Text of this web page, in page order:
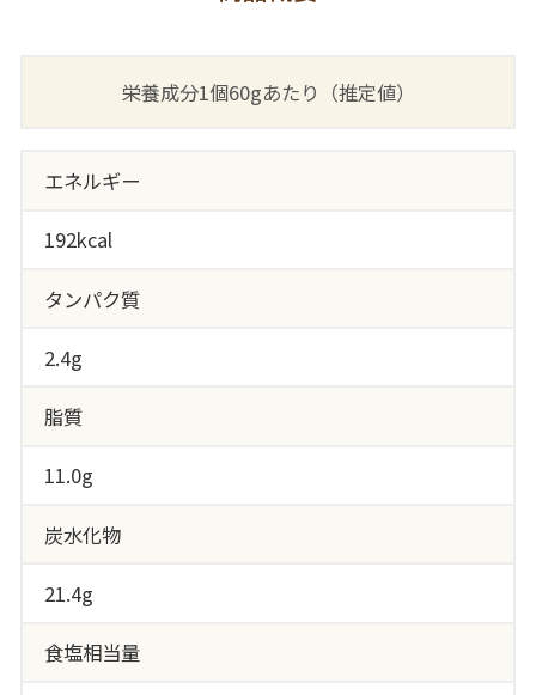
栄養成分1個60gあたり（推定値）
エネルギー
192kcal
タンパク質
2.4g
脂質
11.0g
炭水化物
21.4g
食塩相当量